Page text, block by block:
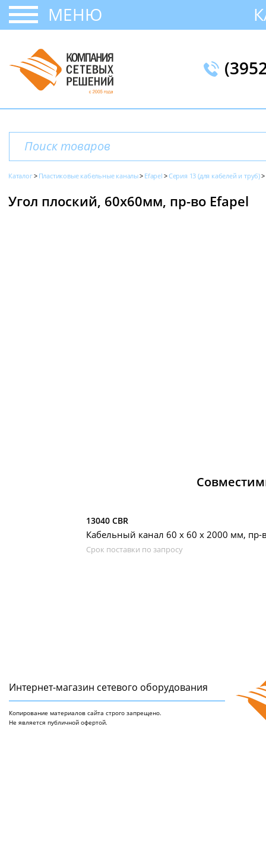
МЕНЮ
Каталог Пластиковые кабельные каналы Efapel Серия 13 (для кабелей и труб)
Угол плоский, 60х60мм, пр-во Efapel
13040 CBR
Кабельный канал 60 х 60 x 2000 мм, пр-
Срок поставки по запросу
Интернет-магазин сетeвого оборудования
Копирование материалов сайта строго запрещено.
Не является публичной офертой.